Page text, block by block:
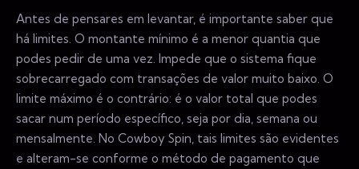
Antes de pensares em levantar, é importante saber que
há limites. O montante mínimo é a menor quantia que
podes pedir de uma vez. Impede que o sistema fique
sobrecarregado com transações de valor muito baixo. O
limite máximo é o contrário: é o valor total que podes
sacar num período específico, seja por dia, semana ou
mensalmente. No Cowboy Spin, tais limites são evidentes
e alteram-se conforme o método de pagamento que